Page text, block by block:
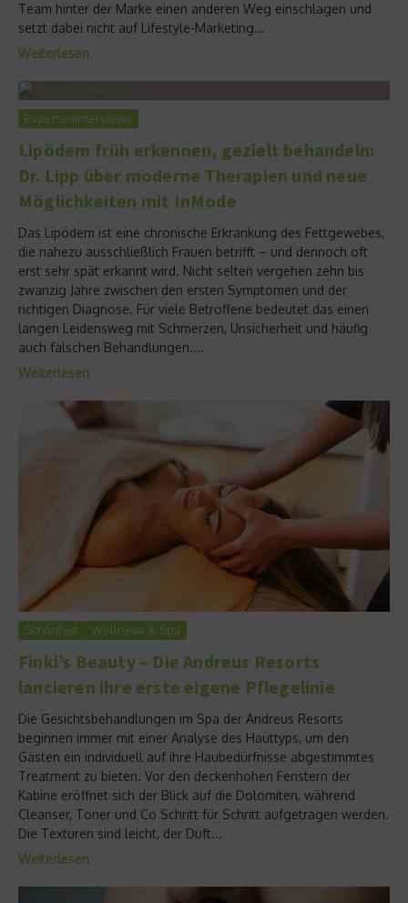
Team hinter der Marke einen anderen Weg einschlagen und
setzt dabei nicht auf Lifestyle-Marketing...
Weiterlesen
Experteninterviews
Lipödem früh erkennen, gezielt behandeln:
Dr. Lipp über moderne Therapien und neue
Möglichkeiten mit InMode
Das Lipödem ist eine chronische Erkrankung des Fettgewebes,
die nahezu ausschließlich Frauen betrifft – und dennoch oft
erst sehr spät erkannt wird. Nicht selten vergehen zehn bis
zwanzig Jahre zwischen den ersten Symptomen und der
richtigen Diagnose. Für viele Betroffene bedeutet das einen
langen Leidensweg mit Schmerzen, Unsicherheit und häufig
auch falschen Behandlungen....
Weiterlesen
Schönheit Wellness & Spa
Finki’s Beauty – Die Andreus Resorts
lancieren ihre erste eigene Pflegelinie
Die Gesichtsbehandlungen im Spa der Andreus Resorts
beginnen immer mit einer Analyse des Hauttyps, um den
Gästen ein individuell auf ihre Haubedürfnisse abgestimmtes
Treatment zu bieten. Vor den deckenhohen Fenstern der
Kabine eröffnet sich der Blick auf die Dolomiten, während
Cleanser, Toner und Co Schritt für Schritt aufgetragen werden.
Die Texturen sind leicht, der Duft...
Weiterlesen